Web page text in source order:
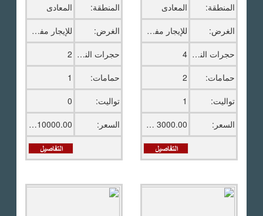
المنطقة:
المعادى
الغرض:
للإيجار مفروش
حجرات النوم: 4
حمامات:
2
تواليت:
1
السعر:
3000.00 دولار امريكى
المنطقة:
المعادى
الغرض:
للإيجار مفروش
حجرات النوم: 2
حمامات:
1
تواليت:
0
السعر:
10000.00 ج.م